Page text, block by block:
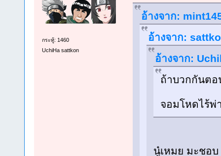
กระทู้: 1460
UchiHa sattkon
อ้างจาก:
อ้างจาก:
อ้างจาก:
ถ้าบวกกันตอ
จอมโหดไร้พ่
นู๋เหมย มะชอ